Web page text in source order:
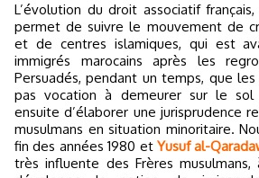
L’évolution du droit associatif
permet de suivre le mouvement de
et de centres islamiques, qui est
immigrés marocains après les
Persuadés, pendant un temps, que les
pas vocation à demeurer sur le
ensuite d’élaborer une jurisprudence
musulmans en situation minoritaire.
fin des années 1980 et Yusuf al-
très influente des Frères musulmans,